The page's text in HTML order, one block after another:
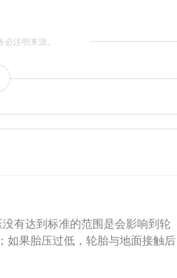
注明来源。
有达到标准的范围是会影响到轮
如果胎压过低，轮胎与地面接触后
围内，在汽车手册上面都是有标